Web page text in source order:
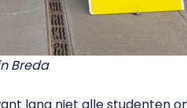
Breda